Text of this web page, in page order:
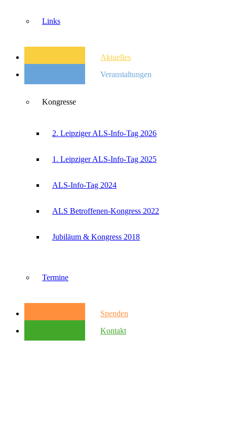
Links
Aktuelles
Veranstaltungen
Kongresse
2. Leipziger ALS-Info-Tag 2026
1. Leipziger ALS-Info-Tag 2025
ALS-Info-Tag 2024
ALS Betroffenen-Kongress 2022
Jubiläum & Kongress 2018
Termine
Spenden
Kontakt